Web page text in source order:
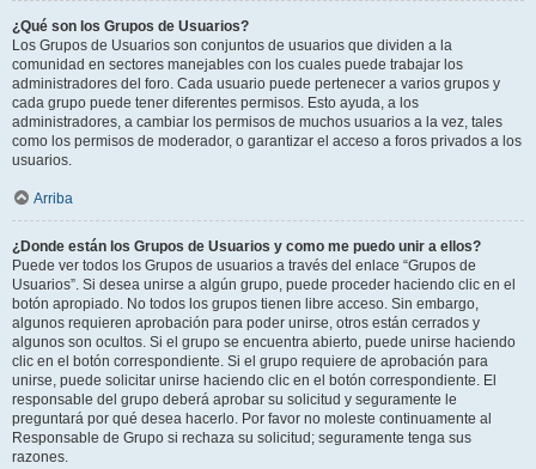
¿Qué son los Grupos de Usuarios?
Los Grupos de Usuarios son conjuntos de usuarios que dividen a la
comunidad en sectores manejables con los cuales puede trabajar los
administradores del foro. Cada usuario puede pertenecer a varios grupos y
cada grupo puede tener diferentes permisos. Esto ayuda, a los
administradores, a cambiar los permisos de muchos usuarios a la vez, tales
como los permisos de moderador, o garantizar el acceso a foros privados a los
usuarios.
Arriba
¿Donde están los Grupos de Usuarios y como me puedo unir a ellos?
Puede ver todos los Grupos de usuarios a través del enlace “Grupos de
Usuarios”. Si desea unirse a algún grupo, puede proceder haciendo clic en el
botón apropiado. No todos los grupos tienen libre acceso. Sin embargo,
algunos requieren aprobación para poder unirse, otros están cerrados y
algunos son ocultos. Si el grupo se encuentra abierto, puede unirse haciendo
clic en el botón correspondiente. Si el grupo requiere de aprobación para
unirse, puede solicitar unirse haciendo clic en el botón correspondiente. El
responsable del grupo deberá aprobar su solicitud y seguramente le
preguntará por qué desea hacerlo. Por favor no moleste continuamente al
Responsable de Grupo si rechaza su solicitud; seguramente tenga sus
razones.